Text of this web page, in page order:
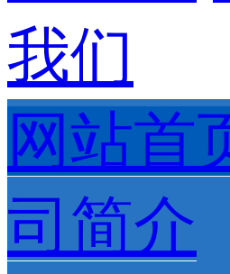
我们
网站首
司简介